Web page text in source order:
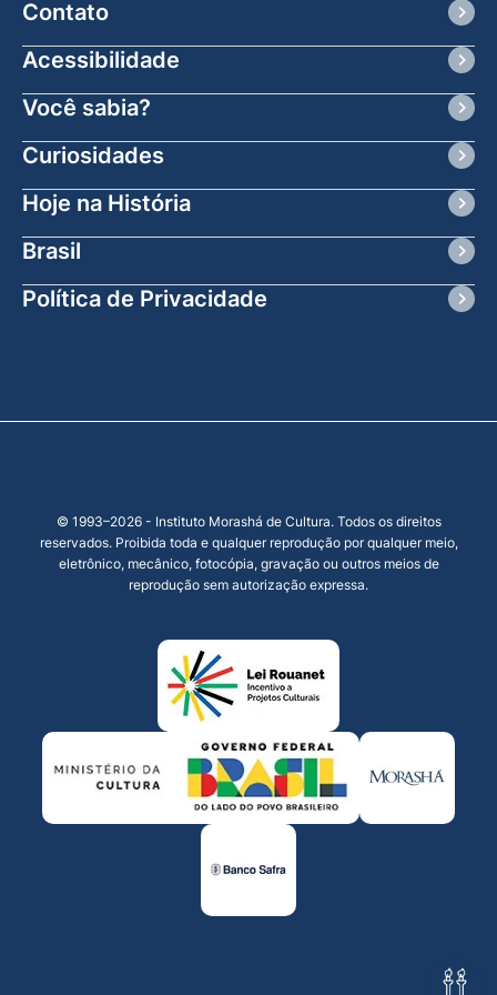
Contato
Acessibilidade
Você sabia?
Curiosidades
Hoje na História
Brasil
Política de Privacidade
© 1993–2026 - Instituto Morashá de Cultura. Todos os direitos
reservados. Proibida toda e qualquer reprodução por qualquer meio,
eletrônico, mecânico, fotocópia, gravação ou outros meios de
reprodução sem autorização expressa.